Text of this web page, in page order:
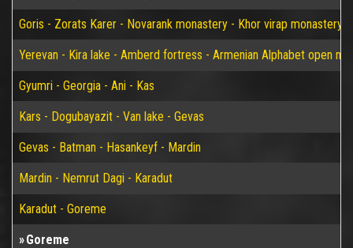
Goris - Zorats Karer - Novarank monastery - Khor virap monastery -
Yerevan - Kira lake - Amberd fortress - Armenian Alphabet open
Gyumri - Georgia - Ani - Kas
Kars - Dogubayazit - Van lake - Gevas
Gevas - Batman - Hasankeyf - Mardin
Mardin - Nemrut Dagi - Karadut
Karadut - Goreme
Goreme